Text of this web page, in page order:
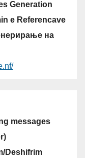
Generation
e Referencave
на
messages
Deshifrim